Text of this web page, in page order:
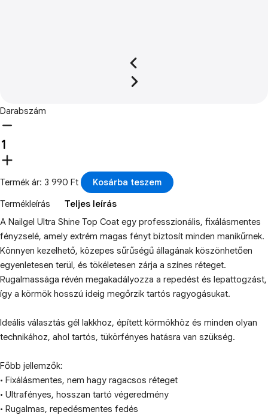
Darabszám
Termék ár: 3 990 Ft
Kosárba teszem
Termékleírás
Teljes leírás
A Nailgel Ultra Shine Top Coat egy professzionális, fixálásmentes
fényzselé, amely extrém magas fényt biztosít minden manikűrnek.
Könnyen kezelhető, közepes sűrűségű állagának köszönhetően
egyenletesen terül, és tökéletesen zárja a színes réteget.
Rugalmassága révén megakadályozza a repedést és lepattogzást,
így a körmök hosszú ideig megőrzik tartós ragyogásukat.
Ideális választás gél lakkhoz, épített körmökhöz és minden olyan
technikához, ahol tartós, tükörfényes hatásra van szükség.
Főbb jellemzők:
• Fixálásmentes, nem hagy ragacsos réteget
• Ultrafényes, hosszan tartó végeredmény
• Rugalmas, repedésmentes fedés